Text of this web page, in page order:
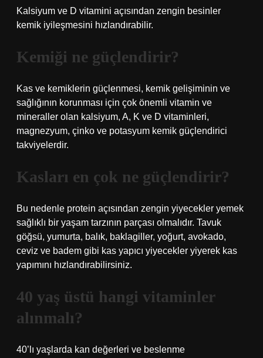
Kalsiyum ve D vitamini açısından zengin besinler
kemik iyileşmesini hızlandırabilir.
Kemiği ne güçlendirir?
Kas ve kemiklerin güçlenmesi, kemik gelişiminin ve
sağlığının korunması için çok önemli vitamin ve
mineraller olan kalsiyum, A, K ve D vitaminleri,
magnezyum, çinko ve potasyum kemik güçlendirici
takviyelerdir.
Kasları en çok ne güçlendirir?
Bu nedenle protein açısından zengin yiyecekler yemek
sağlıklı bir yaşam tarzının parçası olmalıdır. Tavuk
göğsü, yumurta, balık, baklagiller, yoğurt, avokado,
ceviz ve badem gibi kas yapıcı yiyecekler yiyerek kas
yapımını hızlandırabilirsiniz.
40 yaş üstü hangi vitaminler
alınmalı?
40’lı yaşlarda kan değerleri ve beslenme